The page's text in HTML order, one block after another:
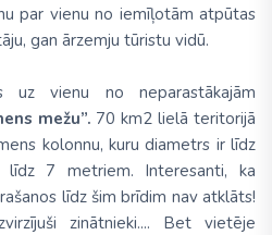
par vienu no iemīļotām atpūtas
gan ārzemju tūristu vidū.
uz vienu no neparastākajām
mežu”. 70 km2 lielā teritorijā
kolonnu, kuru diametrs ir līdz
7 metriem. Interesanti, ka
līdz šim brīdim nav atklāts!
zinātnieki.... Bet vietēje